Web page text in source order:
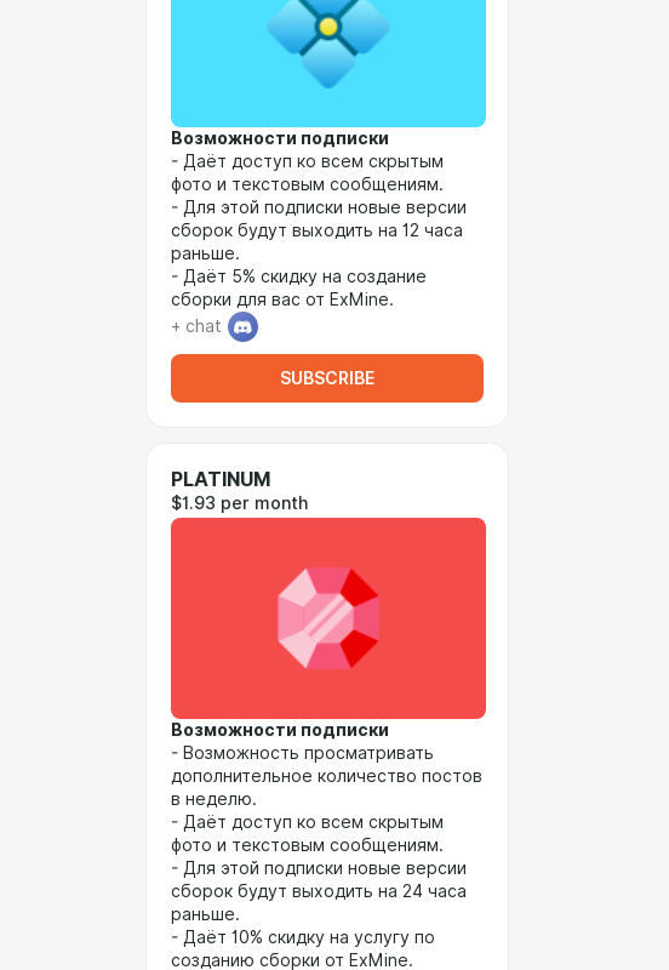
Возможности подписки
- Даёт доступ ко всем скрытым
фото и текстовым сообщениям.
- Для этой подписки новые версии
сборок будут выходить на 12 часа
раньше.
- Даёт 5% скидку на создание
сборки для вас от ExMine.
+ chat
SUBSCRIBE
PLATINUM
$1.93 per month
Возможности подписки
- Возможность просматривать
дополнительное количество постов
в неделю.
- Даёт доступ ко всем скрытым
фото и текстовым сообщениям.
- Для этой подписки новые версии
сборок будут выходить на 24 часа
раньше.
- Даёт 10% скидку на услугу по
созданию сборки от ExMine.